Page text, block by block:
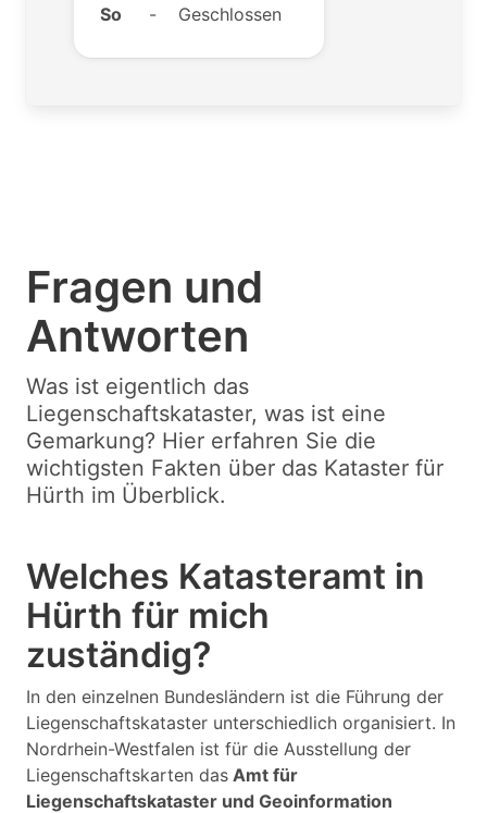
So
- Geschlossen
Fragen und
Antworten
Was ist eigentlich das
Liegenschaftskataster, was ist eine
Gemarkung? Hier erfahren Sie die
wichtigsten Fakten über das Kataster für
Hürth im Überblick.
Welches Katasteramt in
Hürth für mich
zuständig?
In den einzelnen Bundesländern ist die Führung der
Liegenschaftskataster unterschiedlich organisiert. In
Nordrhein-Westfalen ist für die Ausstellung der
Liegenschaftskarten das Amt für
Liegenschaftskataster und Geoinformation